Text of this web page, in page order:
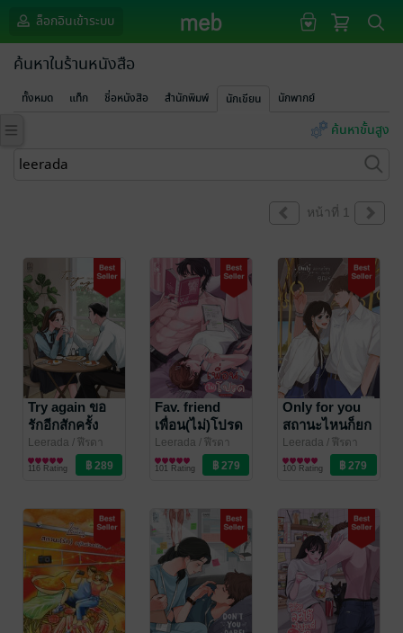
ล็อกอินเข้าระบบ
ค้นหาในร้านหนังสือ
ทั้งหมด แท็ก ชื่อหนังสือ สำนักพิมพ์ นักเขียน นักพากย์
ค้นหาขั้นสูง
หน้าที่ 1
Try again ขอ
รักอีกสักครั้ง
Leerada / ฬีรดา
นิยายรักวัยรุ่น
116 Rating
Fav. friend
เพื่อน(ไม่)โปรด
Leerada / ฬีรดา
นิยายรักวัยรุ่น
101 Rating
Only for you
สถานะไหนก็ยก
ให้คุณ
Leerada / ฬีรดา
นิยายรักวัยรุ่น
100 Rating